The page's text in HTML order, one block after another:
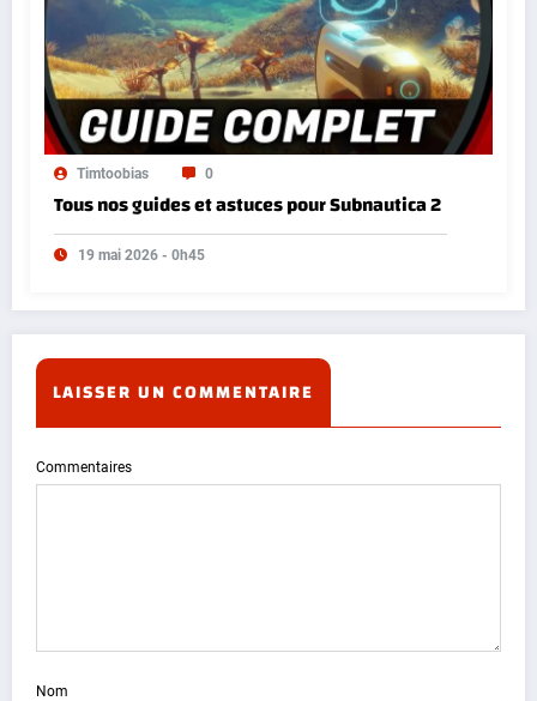
Timtoobias 0
Tous nos guides et astuces pour Subnautica 2
19 mai 2026 - 0h45
LAISSER UN COMMENTAIRE
Commentaires
Nom